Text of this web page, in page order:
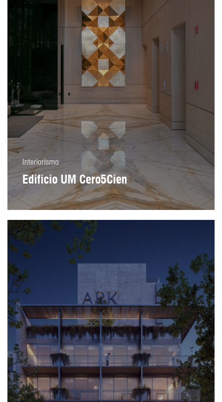
Interiorismo
Edificio UM Cero5Cien